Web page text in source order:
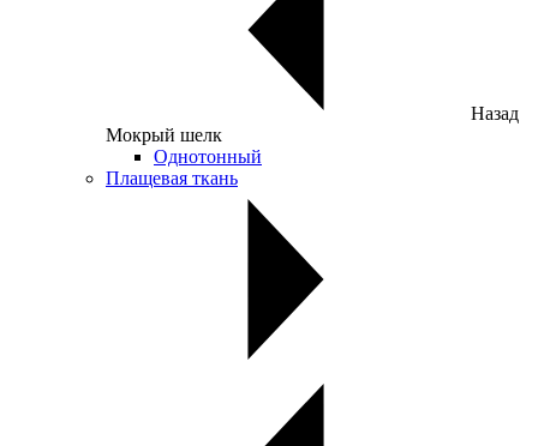
Назад
Мокрый шелк
Однотонный
Плащевая ткань